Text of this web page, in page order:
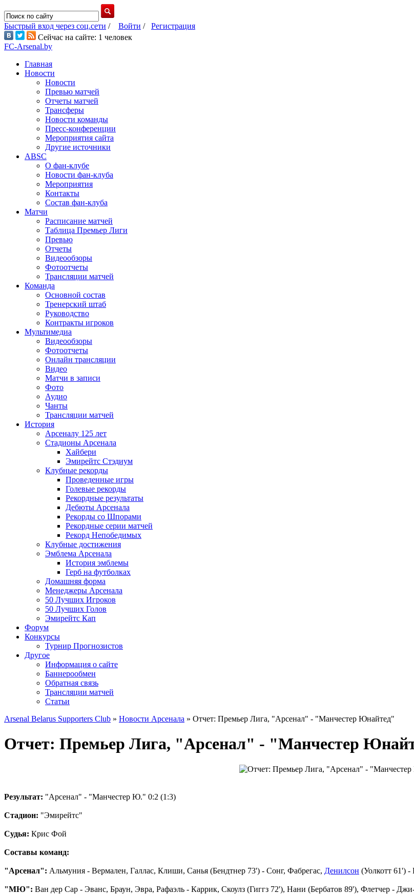
Быстрый вход через соц.сети / Войти / Регистрация
Сейчас на сайте: 1 человек
FC-Arsenal.by
Главная
Новости
Новости
Превью матчей
Отчеты матчей
Трансферы
Новости команды
Пресс-конференции
Мероприятия сайта
Другие источники
ABSC
О фан-клубе
Новости фан-клуба
Мероприятия
Контакты
Состав фан-клуба
Матчи
Расписание матчей
Таблица Премьер Лиги
Превью
Отчеты
Видеообзоры
Фотоотчеты
Трансляции матчей
Команда
Основной состав
Тренерский штаб
Руководство
Контракты игроков
Мультимедиа
Видеообзоры
Фотоотчеты
Онлайн трансляции
Видео
Матчи в записи
Фото
Аудио
Чанты
Трансляции матчей
История
Арсеналу 125 лет
Стадионы Арсенала
Хайбери
Эмирейтс Стэдиум
Клубные рекорды
Проведенные игры
Голевые рекорды
Рекордные результаты
Дебюты Арсенала
Рекорды со Шпорами
Рекордные серии матчей
Рекорд Непобедимых
Клубные достижения
Эмблема Арсенала
История эмблемы
Герб на футболках
Домашняя форма
Менеджеры Арсенала
50 Лучших Игроков
50 Лучших Голов
Эмирейтс Кап
Форум
Конкурсы
Турнир Прогнозистов
Другое
Информация о сайте
Баннерообмен
Обратная связь
Трансляции матчей
Статьи
Arsenal Belarus Supporters Club » Новости Арсенала » Отчет: Премьер Лига, "Арсенал" - "Манчестер Юнайтед"
Отчет: Премьер Лига, "Арсенал" - "Манчестер
Результат: "Арсенал" - "Манчестер Ю." 0:2 (1:3)
Стадион: "Эмирейтс"
Судья: Крис Фой
Составы команд:
"Арсенал": Альмуния - Вермален, Галлас, Клиши, Санья (Бендтнер 73') - Сонг, Фабрегас, Денилсон (Уолкотт 61')
"МЮ": Ван дер Сар - Эванс, Браун, Эвра, Рафаэль - Каррик, Скоулз (Гиггз 72'), Нани (Бербатов 89'), Флетчер -